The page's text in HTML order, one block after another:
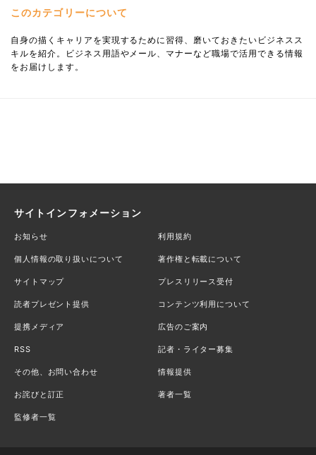
このカテゴリーについて
自身の描くキャリアを実現するために習得、磨いておきたいビジネスス
キルを紹介。ビジネス用語やメール、マナーなど職場で活用できる情報
をお届けします。
サイトインフォメーション
お知らせ 利用規約
個人情報の取り扱いについて 著作権と転載について
サイトマップ プレスリリース受付
読者プレゼント提供 コンテンツ利用について
提携メディア 広告のご案内
RSS 記者・ライター募集
その他、お問い合わせ 情報提供
お詫びと訂正 著者一覧
監修者一覧